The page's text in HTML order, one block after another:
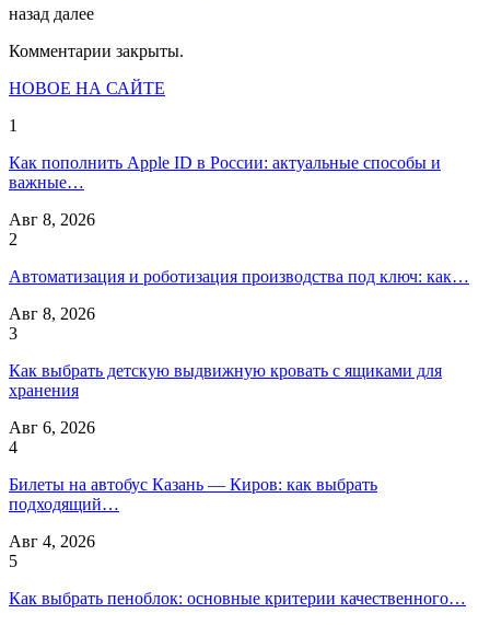
назад далее
Комментарии закрыты.
НОВОЕ НА САЙТЕ
1
Как пополнить Apple ID в России: актуальные способы и
важные…
Авг 8, 2026
2
Автоматизация и роботизация производства под ключ: как…
Авг 8, 2026
3
Как выбрать детскую выдвижную кровать с ящиками для
хранения
Авг 6, 2026
4
Билеты на автобус Казань — Киров: как выбрать
подходящий…
Авг 4, 2026
5
Как выбрать пеноблок: основные критерии качественного…